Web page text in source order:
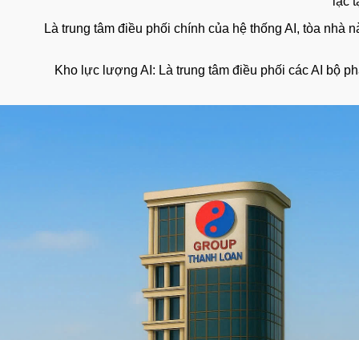
Là trung tâm điều phối chính của hệ thống AI, tòa
Kho lực lượng AI: Là trung tâm điều phối các AI